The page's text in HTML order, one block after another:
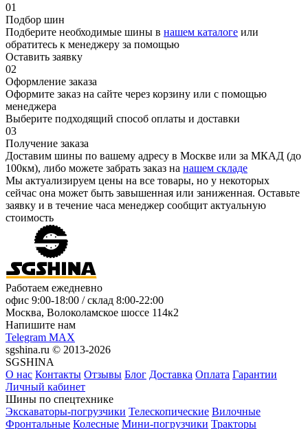
01
Подбор шин
Подберите необходимые шины в нашем каталоге или
обратитесь к менеджеру за помощью
Оставить заявку
02
Оформление заказа
Оформите заказ на сайте через корзину или с помощью
менеджера
Выберите подходящий способ оплаты и доставки
03
Получение заказа
Доставим шины по вашему адресу в Москве или за МКАД (до
100км), либо можете забрать заказ на нашем складе
Мы актуализируем цены на все товары, но у некоторых
сейчас она может быть завышенная или заниженная. Оставьте
заявку и в течение часа менеджер сообщит актуальную
стоимость
Работаем ежедневно
офис 9:00-18:00 / склад 8:00-22:00
Москва, Волоколамское шоссе 114к2
Напишите нам
Telegram MAX
sgshina.ru © 2013-2026
SGSHINA
О нас Контакты Отзывы Блог Доставка Оплата Гарантии
Личный кабинет
Шины по спецтехнике
Экскаваторы-погрузчики Телескопические Вилочные
Фронтальные Колесные Мини-погрузчики Тракторы